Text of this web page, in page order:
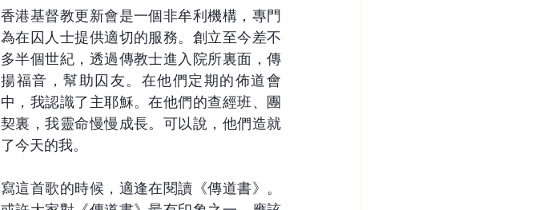
香港基督教更新會是一個非牟利機構，專門
為在囚人士提供適切的服務。創立至今差不
多半個世紀，透過傳教士進入院所裏面，傳
揚福音，幫助囚友。在他們定期的佈道會
中，我認識了主耶穌。在他們的查經班、團
契裏，我靈命慢慢成長。可以說，他們造就
了今天的我。
寫這首歌的時候，適逢在閱讀《傳道書》。